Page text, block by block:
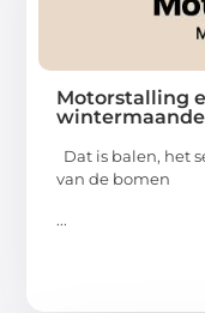
Motorstalling
Dat is balen, het
van de bomen
...